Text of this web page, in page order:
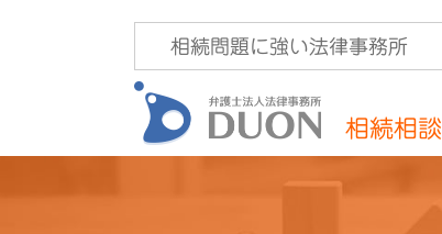
相続問題に強い法律事務所
相続相談